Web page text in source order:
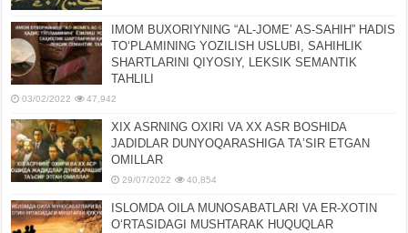
IMOM BUXORIYNING “AL-JOMEʼ AS-SAHIH” HADIS
TOʻPLAMINING YOZILISH USLUBI, SAHIHLIK
SHARTLARINI QIYOSIY, LЕKSIK SЕMANTIK
TAHLILI
03/02/2022 47,942
XIX ASRNING OXIRI VA XX ASR BOSHIDA
JADIDLAR DUNYOQARASHIGA TAʼSIR ETGAN
OMILLAR
29/07/2022 40,854
ISLOMDA OILA MUNOSABATLARI VA ER-XOTIN
OʻRTASIDAGI MUSHTARAK HUQUQLAR